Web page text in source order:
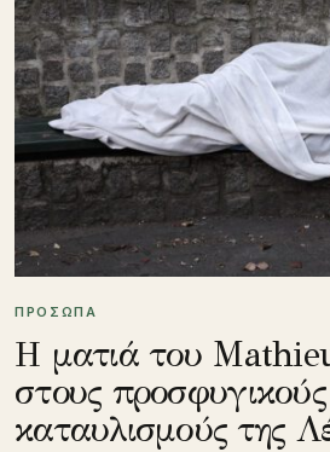
ΠΡΟΣΩΠΑ
Η ματιά του
στους προσφυγικούς
καταυλισμούς της